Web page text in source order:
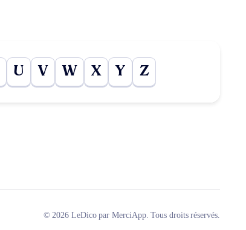
U V W X Y Z
© 2026 LeDico par MerciApp. Tous droits réservés.